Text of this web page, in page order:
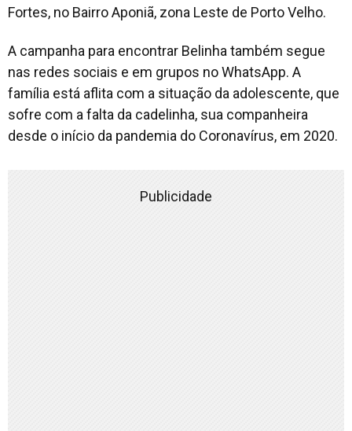
Fortes, no Bairro Aponiã, zona Leste de Porto Velho.
A campanha para encontrar Belinha também segue
nas redes sociais e em grupos no WhatsApp. A
família está aflita com a situação da adolescente, que
sofre com a falta da cadelinha, sua companheira
desde o início da pandemia do Coronavírus, em 2020.
Publicidade